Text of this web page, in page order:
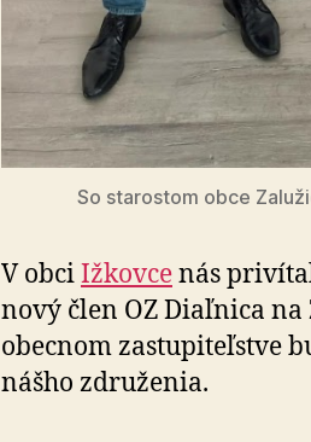
So starostom obce
V obciIžkovcenás
nový člen OZ Diaľnica
obecnom zastupiteľstve
nášho združenia.